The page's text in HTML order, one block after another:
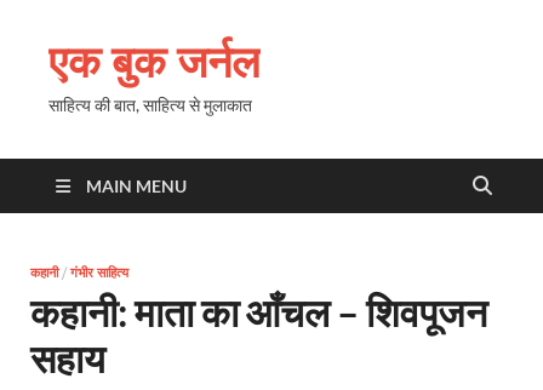
एक बुक जर्नल
साहित्य की बात, साहित्य से मुलाकात
MAIN MENU
कहानी/ गंभीर साहित्य
कहानी: माता का आँचल – शिवपूजन
सहाय